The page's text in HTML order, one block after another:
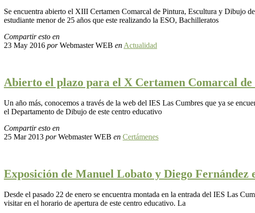
Se encuentra abierto el XIII Certamen Comarcal de Pintura, Escultura y Dibujo
estudiante menor de 25 años que este realizando la ESO, Bachilleratos
Compartir esto en
23 May 2016 porWebmaster WEB en Actualidad
Abierto el plazo para el X Certamen Comarcal
Un año más, conocemos a través de la web del IES Las Cumbres que ya se
el Departamento de Dibujo de este centro educativo
Compartir esto en
25 Mar 2013 porWebmaster WEB en Certámenes
Exposición de Manuel Lobato y Diego Fernández
Desde el pasado 22 de enero se encuentra montada en la entrada del IES Las
visitar en el horario de apertura de este centro educativo. La